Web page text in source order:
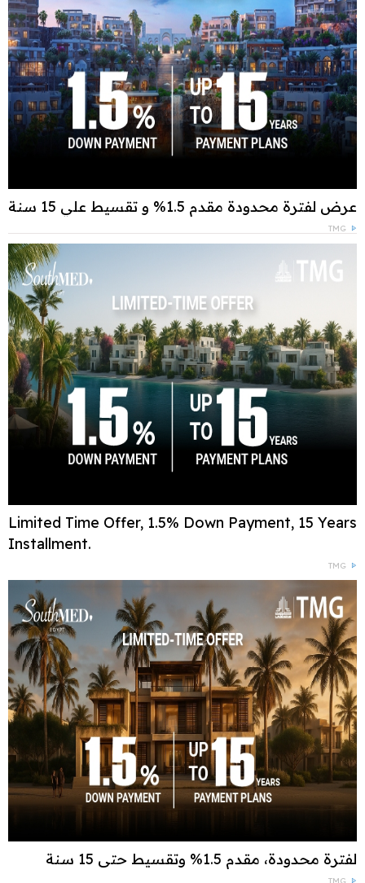
عرض لفترة محدودة مقدم 1.5% و تقسيط علي 15 سنة
TMG
Limited Time Offer, 1.5% Down Payment, 15 Years
Installment.
TMG
لفترة محدودة، مقدم 1.5% وتقسيط حتى 15 سنة
TMG